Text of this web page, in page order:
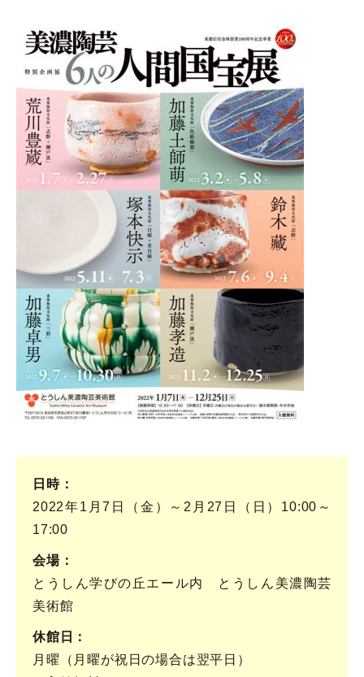
日時
2022年1月7日（金）～2月27日（日）10:00～
17:00
会場
とうしん学びの丘エール内 とうしん美濃陶芸
美術館
休館日
月曜（月曜が祝日の場合は翌平日）